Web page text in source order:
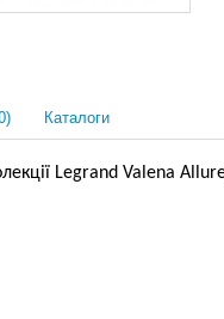
Каталоги
Legrand Valena